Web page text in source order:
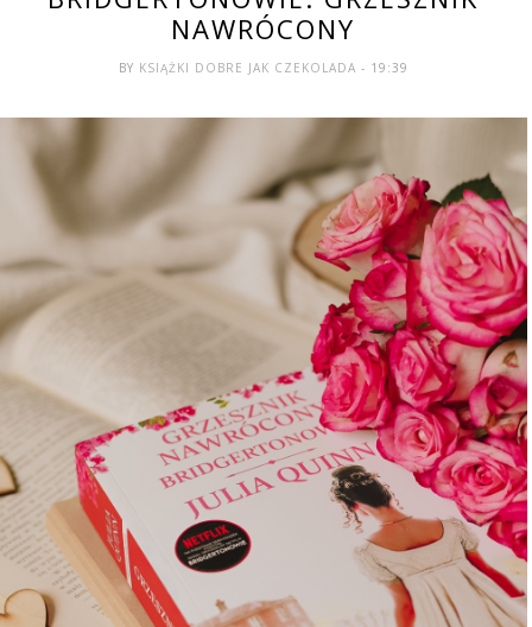
NAWRÓCONY
BY KSIĄŻKI DOBRE JAK CZEKOLADA - 19:39